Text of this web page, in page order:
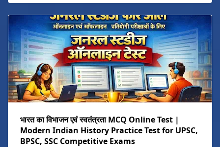
भारत का विभाजन एवं स्वतंत्रता MCQ Online Test |
Modern Indian History Practice Test for UPSC,
BPSC, SSC Competitive Exams